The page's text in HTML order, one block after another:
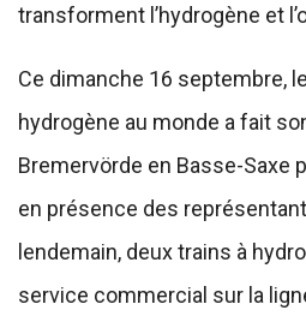
transforment l’hydrogène et
Ce dimanche 16 septembre,
hydrogène au monde a fait
Bremervörde en Basse-Saxe
en présence des
lendemain, deux trains à
service commercial sur la